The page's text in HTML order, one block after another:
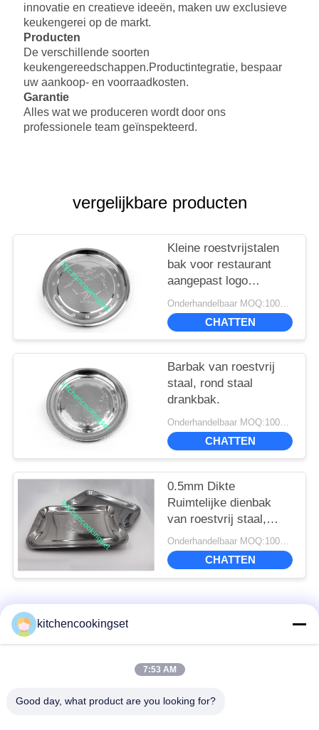
innovatie en creatieve ideeën, maken uw exclusieve
keukengerei op de markt.
Producten
De verschillende soorten
keukengereedschappen.Productintegratie, bespaar
uw aankoop- en voorraadkosten.
Garantie
Alles wat we produceren wordt door ons
professionele team geïnspekteerd.
vergelijkbare producten
Kleine roestvrijstalen
bak voor restaurant
aangepast logo
roestvrij
CHATTEN
Barbak van roestvrij
staal, rond staal
drankbak.
Onderhandelbaar MOQ:1000 stuks
CHATTEN
0.5mm Dikte
Ruimtelijke dienbak
van roestvrij staal,
Reghoekige dienbak
van roestvrij staal
Onderhandelbaar MOQ:1000 stuks
CHATTEN
populaire categorieën
Antiaanbak kookgerei
kitchencookingset
7:53 AM
Good day, what product are you looking for?